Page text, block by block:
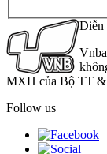
Diễn
MXH của Bộ TT
Follow us